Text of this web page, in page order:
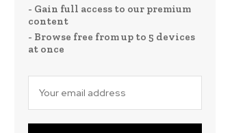
- Gain full access to our premium
content
- Browse free from up to 5 devices
at once